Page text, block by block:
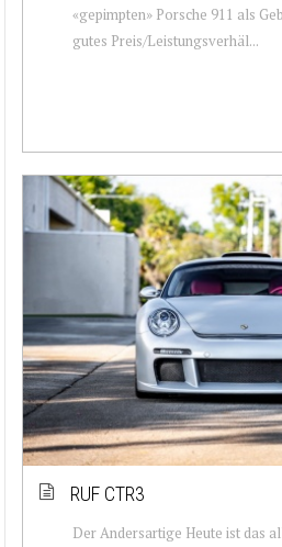
«gepimpten» Porsche 911 als
gutes Preis/Leistungsverhäl...
RUF CTR3
Der Andersartige Heute ist das